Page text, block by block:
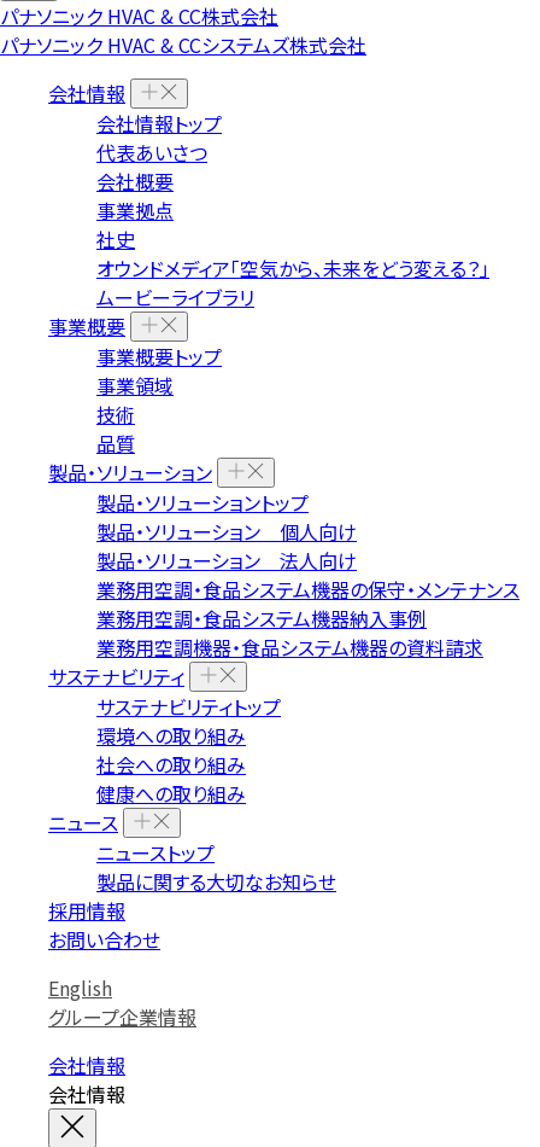
パナソニック HVAC & CC株式会社
パナソニック HVAC & CCシステムズ株式会社
会社情報
会社情報トップ
代表あいさつ
会社概要
事業拠点
社史
オウンドメディア「空気から、未来をどう変える？」
ムービーライブラリ
事業概要
事業概要トップ
事業領域
技術
品質
製品・ソリューション
製品・ソリューショントップ
製品・ソリューション 個人向け
製品・ソリューション 法人向け
業務用空調・食品システム機器の保守・メンテナンス
業務用空調・食品システム機器納入事例
業務用空調機器・食品システム機器の資料請求
サステナビリティ
サステナビリティトップ
環境への取り組み
社会への取り組み
健康への取り組み
ニュース
ニューストップ
製品に関する大切なお知らせ
採用情報
お問い合わせ
English
グループ企業情報
会社情報
会社情報